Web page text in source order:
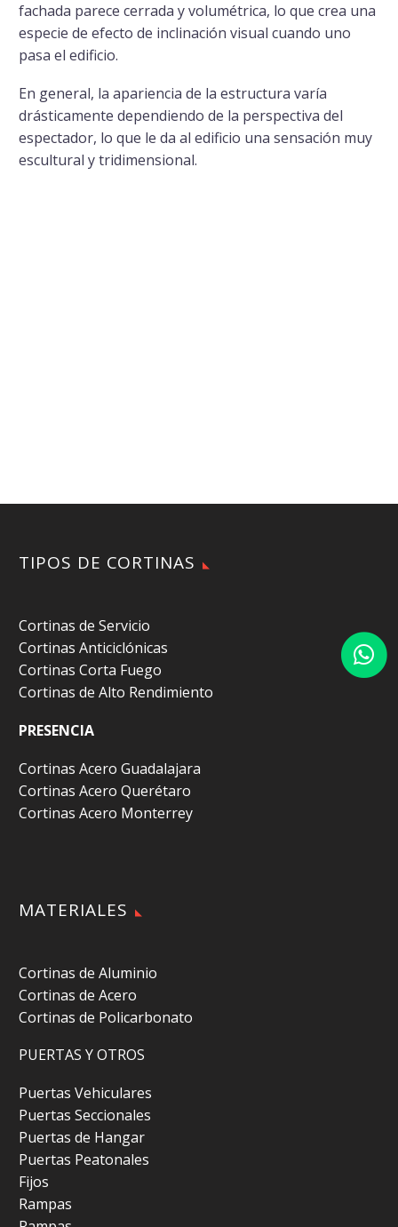
fachada parece cerrada y volumétrica, lo que crea una
especie de efecto de inclinación visual cuando uno
pasa el edificio.
En general, la apariencia de la estructura varía
drásticamente dependiendo de la perspectiva del
espectador, lo que le da al edificio una sensación muy
escultural y tridimensional.
TIPOS DE CORTINAS
Cortinas de Servicio
Cortinas Anticiclónicas
Cortinas Corta Fuego
Cortinas de Alto Rendimiento
PRESENCIA
Cortinas Acero Guadalajara
Cortinas Acero Querétaro
Cortinas Acero Monterrey
MATERIALES
Cortinas de Aluminio
Cortinas de Acero
Cortinas de Policarbonato
PUERTAS Y OTROS
Puertas Vehiculares
Puertas Seccionales
Puertas de Hangar
Puertas Peatonales
Fijos
Rampas